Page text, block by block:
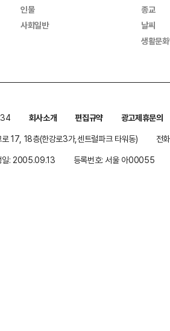
인물
사회일반
종교
날씨
생활문
회사소개 편집규약
광고제휴문의
17, 18층(한강로3가,센트럴파크 타워동)
전
일: 2005.09.13 등록번호: 서울 아00055